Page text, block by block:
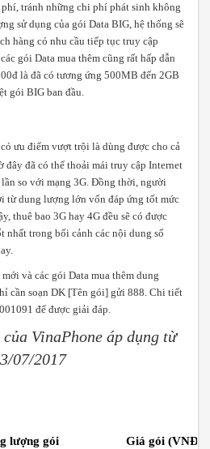
tránh những chi phí phát sinh không
sử dụng của gói Data BIG, hệ thống sẽ
hàng có nhu cầu tiếp tục truy cập
gói Data mua thêm cũng rất hấp dẫn
là đã có tương ứng 500MB đến 2GB
gói BIG ban đầu.
ưu điểm vượt trội là dùng được cho cả
đây đã có thể thoải mái truy cập Internet
so với mạng 3G. Đồng thời, người
từ dung lượng lớn vốn đáp ứng tốt mức
thuê bao 3G hay 4G đều sẽ có được
nhất trong bối cảnh các nội dung số
và các gói Data mua thêm dung
cần soạn DK [Tên gói] gửi 888. Chi tiết
để được giải đáp.
VinaPhone áp dụng từ
3/07/2017
lượng gói Giá gói (VNĐ)